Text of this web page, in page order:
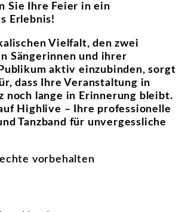
Sie Ihre Feier in ein
Erlebnis!
Vielfalt, den zwei
Sängerinnen und ihrer
aktiv einzubinden, sorgt
dass Ihre Veranstaltung in
noch lange in Erinnerung bleibt.
Highlive – Ihre professionelle
Tanzband für unvergessliche
vorbehalten